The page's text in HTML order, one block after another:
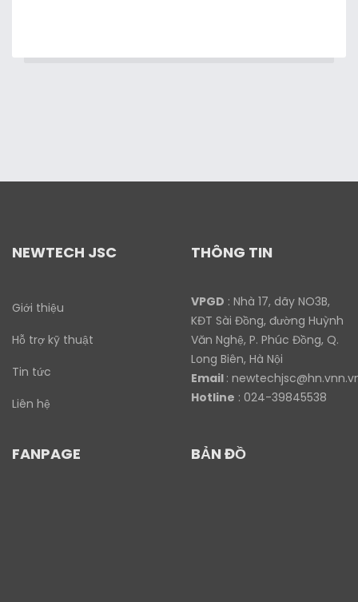
NEWTECH JSC
Giới thiệu
Hỗ trợ kỹ thuật
Tin tức
Liên hệ
THÔNG TIN
VPGD : Nhà 17, dãy NO3B,
KĐT Sài Đồng, đường Huỳnh
Văn Nghệ, P. Phúc Đồng, Q.
Long Biên, Hà Nội
Email :
Hotline : 024-39845538
FANPAGE BẢN ĐỒ